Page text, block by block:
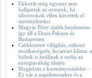
Ekkorát még egyszer sem
hallgattak az oroszok, ha
tábornokok ellen követtek el
merényleteket
Magyar Péter újabb bejelentése:
így áll a Duna Pakson és
Budapesten
Csökkentett világítás, otthoni
munkavégzés, lecsavart klíma: a
boltok is beállnak a sorba az
energiaválság idején
Megjelent a kormányrendelet –
Ez vár a napelemesekre és a